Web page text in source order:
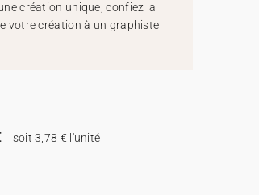
création unique, confiez la
votre création à un graphiste
soit 3,78 € l'unité